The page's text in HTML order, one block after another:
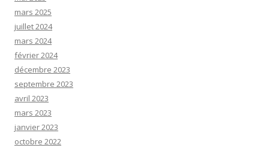
mars 2025
juillet 2024
mars 2024
février 2024
décembre 2023
septembre 2023
avril 2023
mars 2023
janvier 2023
octobre 2022